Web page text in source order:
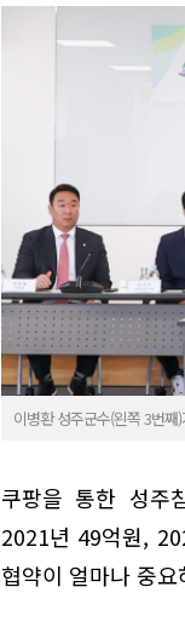
이병환 성주군수(왼쪽 3번
쿠팡을 통한 성주
2021년 49억원,
협약이 얼마나 중